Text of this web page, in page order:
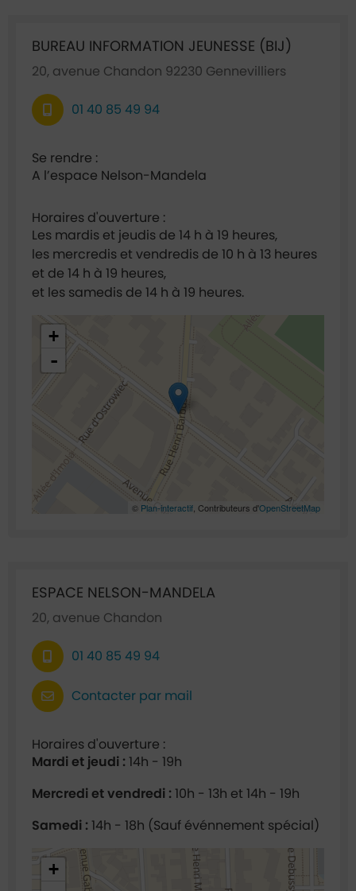
BUREAU INFORMATION JEUNESSE (BIJ)
20, avenue Chandon 92230 Gennevilliers
01 40 85 49 94
Se rendre :
A l’espace Nelson-Mandela
Horaires d'ouverture :
Les mardis et jeudis de 14 h à 19 heures,
les mercredis et vendredis de 10 h à 13 heures
et de 14 h à 19 heures,
et les samedis de 14 h à 19 heures.
48.921967,2.299788
+
-
© Plan-interactif , Contributeurs d'OpenStreetMap
ESPACE NELSON-MANDELA
20, avenue Chandon
01 40 85 49 94
Contacter par mail
Horaires d'ouverture :
Mardi et jeudi : 14h - 19h
Mercredi et vendredi : 10h - 13h et 14h - 19h
Samedi : 14h - 18h (Sauf événnement spécial)
48.92384,2.295826
+